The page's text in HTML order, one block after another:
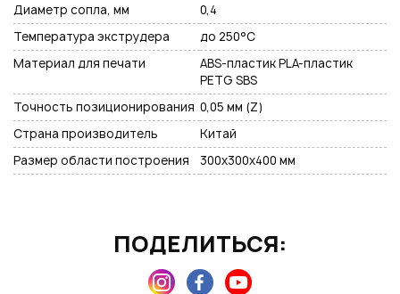
Диаметр сопла, мм
0,4
Температура экструдера
до 250°С
Материал для печати
ABS-пластик PLA-пластик
PETG SBS
Точность позиционирования 0,05 мм (Z)
Страна производитель
Китай
Размер области построения
300х300х400 мм
ПОДЕЛИТЬСЯ: